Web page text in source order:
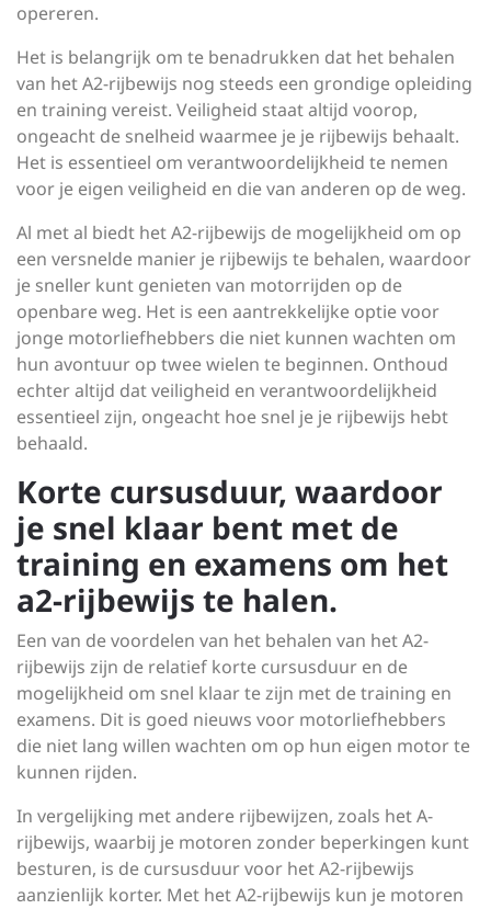
opereren.
Het is belangrijk om te benadrukken dat het behalen
van het A2-rijbewijs nog steeds een grondige opleiding
en training vereist. Veiligheid staat altijd voorop,
ongeacht de snelheid waarmee je je rijbewijs behaalt.
Het is essentieel om verantwoordelijkheid te nemen
voor je eigen veiligheid en die van anderen op de weg.
Al met al biedt het A2-rijbewijs de mogelijkheid om op
een versnelde manier je rijbewijs te behalen, waardoor
je sneller kunt genieten van motorrijden op de
openbare weg. Het is een aantrekkelijke optie voor
jonge motorliefhebbers die niet kunnen wachten om
hun avontuur op twee wielen te beginnen. Onthoud
echter altijd dat veiligheid en verantwoordelijkheid
essentieel zijn, ongeacht hoe snel je je rijbewijs hebt
behaald.
Korte cursusduur, waardoor
je snel klaar bent met de
training en examens om het
a2-rijbewijs te halen.
Een van de voordelen van het behalen van het A2-
rijbewijs zijn de relatief korte cursusduur en de
mogelijkheid om snel klaar te zijn met de training en
examens. Dit is goed nieuws voor motorliefhebbers
die niet lang willen wachten om op hun eigen motor te
kunnen rijden.
In vergelijking met andere rijbewijzen, zoals het A-
rijbewijs, waarbij je motoren zonder beperkingen kunt
besturen, is de cursusduur voor het A2-rijbewijs
aanzienlijk korter. Met het A2-rijbewijs kun je motoren